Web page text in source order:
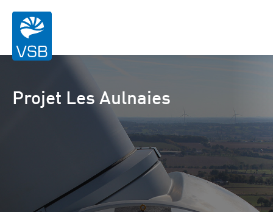
Projet Les Aulnaies